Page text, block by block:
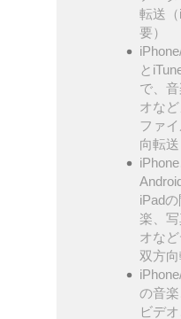
転送
要）
と
で、
オな
ファ
向転送
iPhone
iPad
楽、
オな
双方
の音楽
ビデ